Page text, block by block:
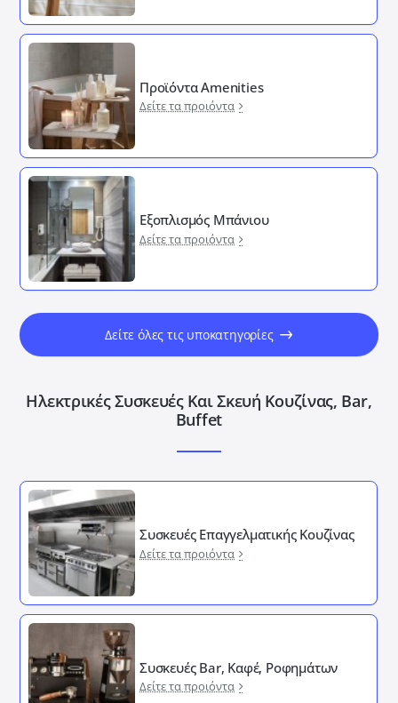
Προϊόντα Amenities
Δείτε τα προιόντα
Εξοπλισμός Μπάνιου
Δείτε τα προιόντα
Δείτε όλες τις υποκατηγορίες
Ηλεκτρικές Συσκευές Και Σκευή Κουζίνας, Bar,
Buffet
Συσκευές Επαγγελματικής Κουζίνας
Δείτε τα προιόντα
Συσκευές Bar, Καφέ, Ροφημάτων
Δείτε τα προιόντα